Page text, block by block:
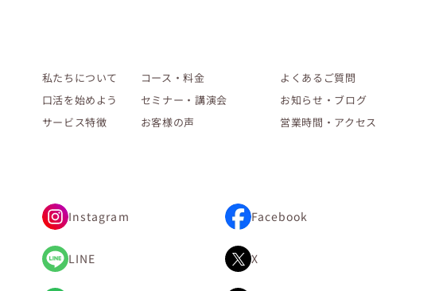
私たちについて
口活を始めよう
サービス特徴
コース・料金
セミナー・講演会
お客様の声
営業時間・アクセス
お知らせ・ブログ
よくあるご質問
Instagram Facebook
LINE X